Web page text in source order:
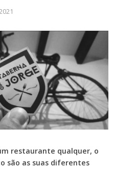
restaurante qualquer, o
são as suas diferentes